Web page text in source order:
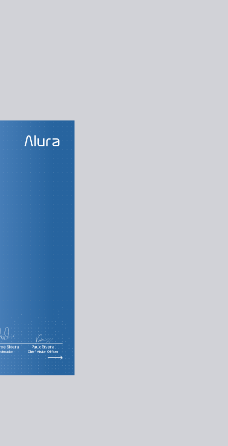
Silveira Paulo Silveira
Chief Vision Officer
AULAS DO CURSO
da Web
e informações
com CSS
a página